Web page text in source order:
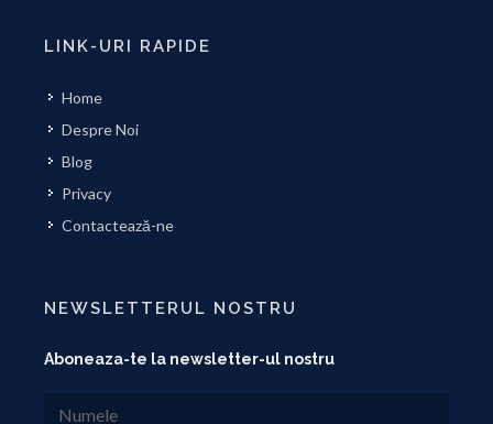
LINK-URI RAPIDE
Home
Despre Noi
Blog
Privacy
Contactează-ne
NEWSLETTERUL NOSTRU
Aboneaza-te la newsletter-ul nostru